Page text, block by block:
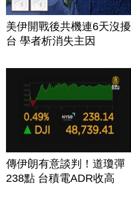
美伊開戰後共機連6天沒擾
台 學者析消失主因
傳伊朗有意談判！道瓊彈
238點 台積電ADR收高